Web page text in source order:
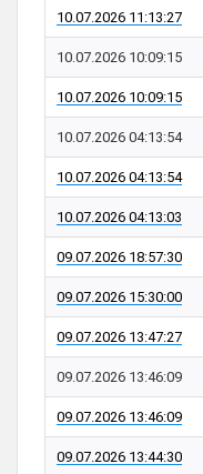
10.07.2026 11:13:27
10.07.2026 10:09:15
10.07.2026 10:09:15
10.07.2026 04:13:54
10.07.2026 04:13:54
10.07.2026 04:13:03
09.07.2026 18:57:30
09.07.2026 15:30:00
09.07.2026 13:47:27
09.07.2026 13:46:09
09.07.2026 13:46:09
09.07.2026 13:44:30